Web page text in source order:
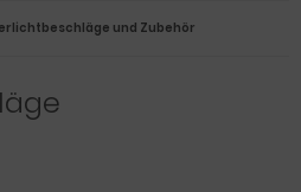
und Zubehör